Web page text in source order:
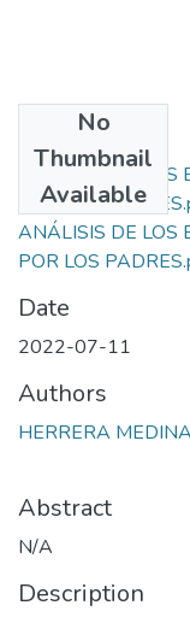
No
Thumbnail
Available
ANÁLISIS DE
POR LOS
ANÁLISIS DE LOS
POR LOS
Date
2022-07-11
Authors
HERRERA
Abstract
N/A
Description